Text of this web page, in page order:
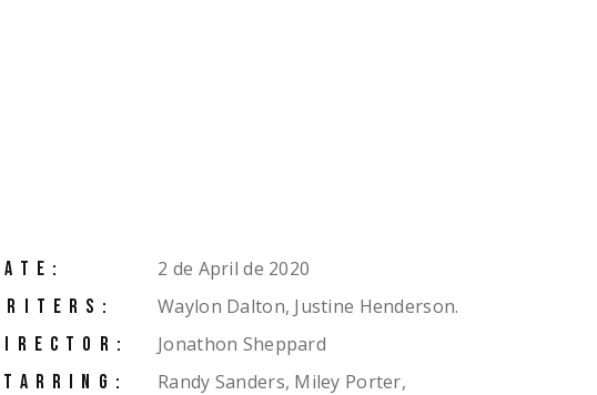
2 de April de 2020
Waylon Dalton, Justine Henderson.
Jonathon Sheppard
Randy Sanders, Miley Porter,